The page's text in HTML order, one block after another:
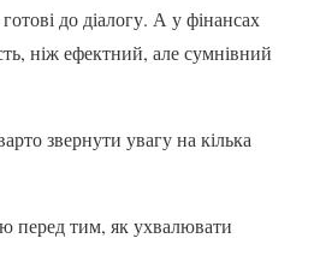
до діалогу. А у фінансах
ніж ефектний, але сумнівний
звернути увагу на кілька
перед тим, як ухвалювати